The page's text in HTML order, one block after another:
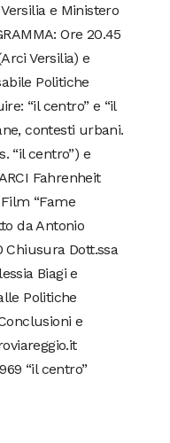
Versilia e Ministero
Ore 20.45
Versilia) e
Politiche
“il centro” e “il
contesti urbani.
“il centro”) e
Fahrenheit
“Fame
da Antonio
Chiusura Dott.ssa
Biagi e
Politiche
e
“il centro”